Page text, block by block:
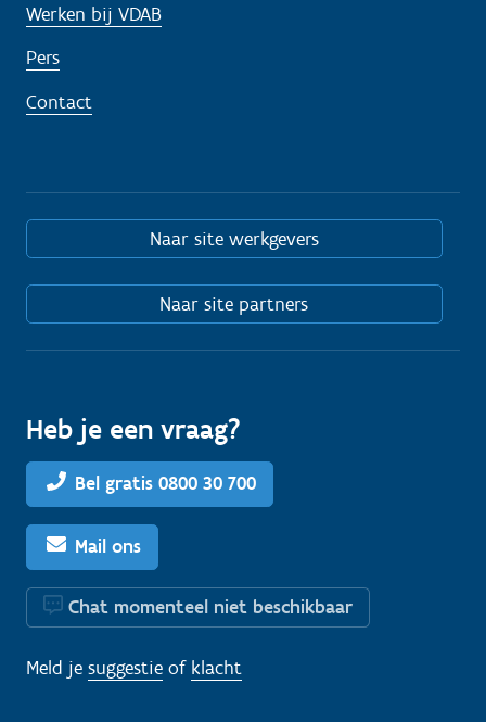
Werken bij VDAB
Pers
Contact
Naar site werkgevers
Naar site partners
Heb je een vraag?
Bel gratis 0800 30 700
Mail ons
Chat momenteel niet beschikbaar
Meld je suggestie of klacht